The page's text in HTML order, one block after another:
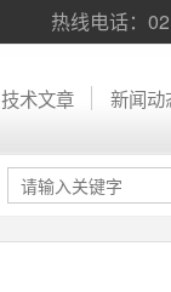
热线电话：
技术文章 新闻动